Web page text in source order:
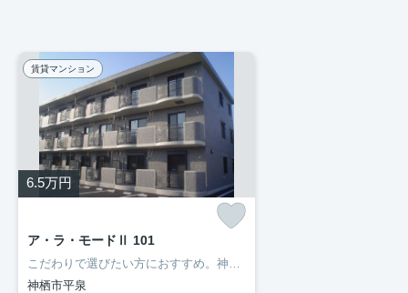
賃貸マンション
6.5万円
ア・ラ・モードⅡ 101
こだわりで選びたい方におすすめ。神栖市エリアで住まいをお探しなら「ア・ラ・モードⅡ」。室内設備はBS・エアコン・ネット使用料不要など充実した設備を備え付けています。初期費用をカードでお支払いいただけるので、カードで決済したい方にもおすすめです。住まいを探すにあたって、神栖市へお引っ越しを検討しているのであれば、豊成管理システムにお任せください。
神栖市平泉